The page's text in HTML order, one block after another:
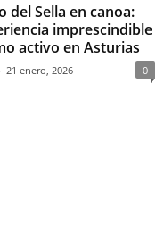
del Sella en canoa:
imprescindible
activo en Asturias
21 enero, 2026 0